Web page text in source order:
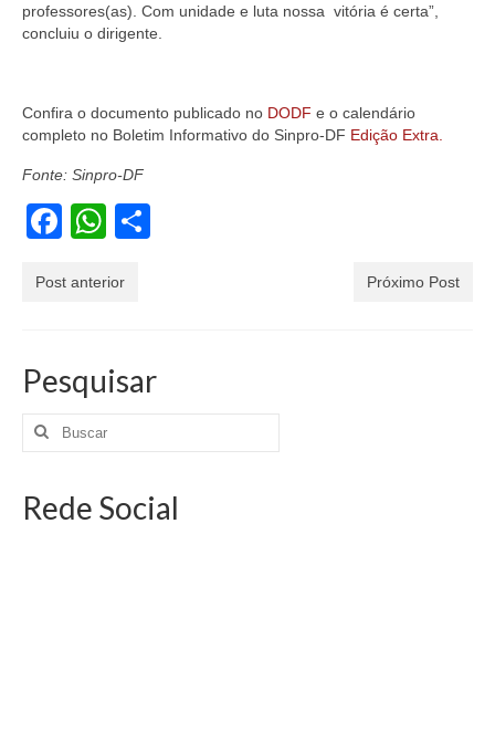
professores(as). Com unidade e luta nossa vitória é certa”,
concluiu o dirigente.
Confira o documento publicado no DODF e o calendário
completo no Boletim Informativo do Sinpro-DF Edição Extra.
Fonte: Sinpro-DF
Facebook
WhatsApp
Post anterior Próximo Post
Pesquisar
Rede Social